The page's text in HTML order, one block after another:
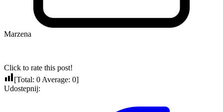
Marzena
Click to rate this post!
[Total: 0 Average: 0]
Udostepnij: